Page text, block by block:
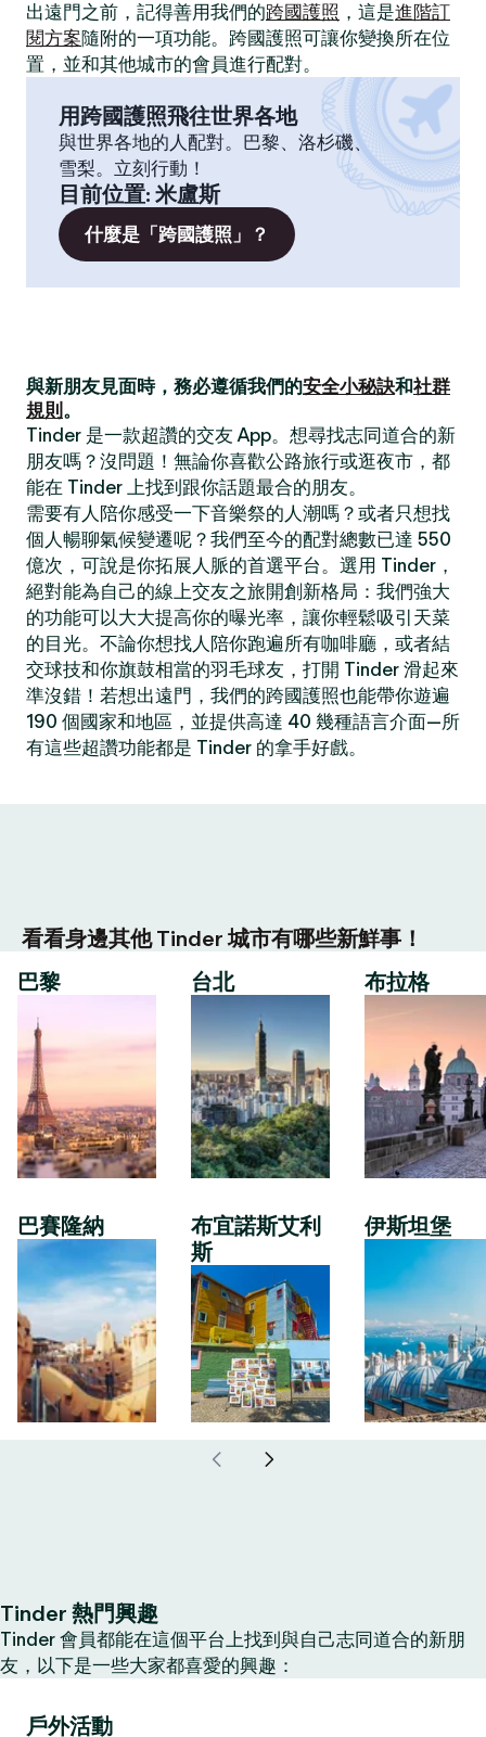
出遠門之前，記得善用我們的跨國護照 ，這是進階訂
閱方案隨附的一項功能。跨國護照可讓你變換所在位
置，並和其他城市的會員進行配對。
用跨國護照飛往世界各地
與世界各地的人配對。巴黎、洛杉磯、
雪梨。立刻行動！
目前位置: 米盧斯
什麼是「跨國護照」？
與新朋友見面時，務必遵循我們的安全小秘訣和社群
規則 。
Tinder 是一款超讚的交友 App。想尋找志同道合的新
朋友嗎？沒問題！無論你喜歡公路旅行或逛夜市，都
能在 Tinder 上找到跟你話題最合的朋友。
需要有人陪你感受一下音樂祭的人潮嗎？或者只想找
個人暢聊氣候變遷呢？我們至今的配對總數已達 550
億次，可說是你拓展人脈的首選平台。選用 Tinder，
絕對能為自己的線上交友之旅開創新格局：我們強大
的功能可以大大提高你的曝光率，讓你輕鬆吸引天菜
的目光。不論你想找人陪你跑遍所有咖啡廳，或者結
交球技和你旗鼓相當的羽毛球友，打開 Tinder 滑起來
準沒錯！若想出遠門，我們的跨國護照也能帶你遊遍
190 個國家和地區，並提供高達 40 幾種語言介面—所
有這些超讚功能都是 Tinder 的拿手好戲。
看看身邊其他 Tinder 城市有哪些新鮮事！
巴黎
巴賽隆納
台北
布宜諾斯艾利
斯
布拉格
伊斯坦堡
Tinder 熱門興趣
Tinder 會員都能在這個平台上找到與自己志同道合的新朋
友，以下是一些大家都喜愛的興趣：
戶外活動